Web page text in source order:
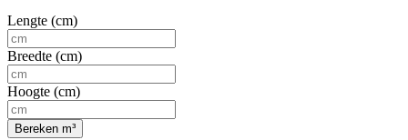
Lengte (cm)
Breedte (cm)
Hoogte (cm)
Bereken m³